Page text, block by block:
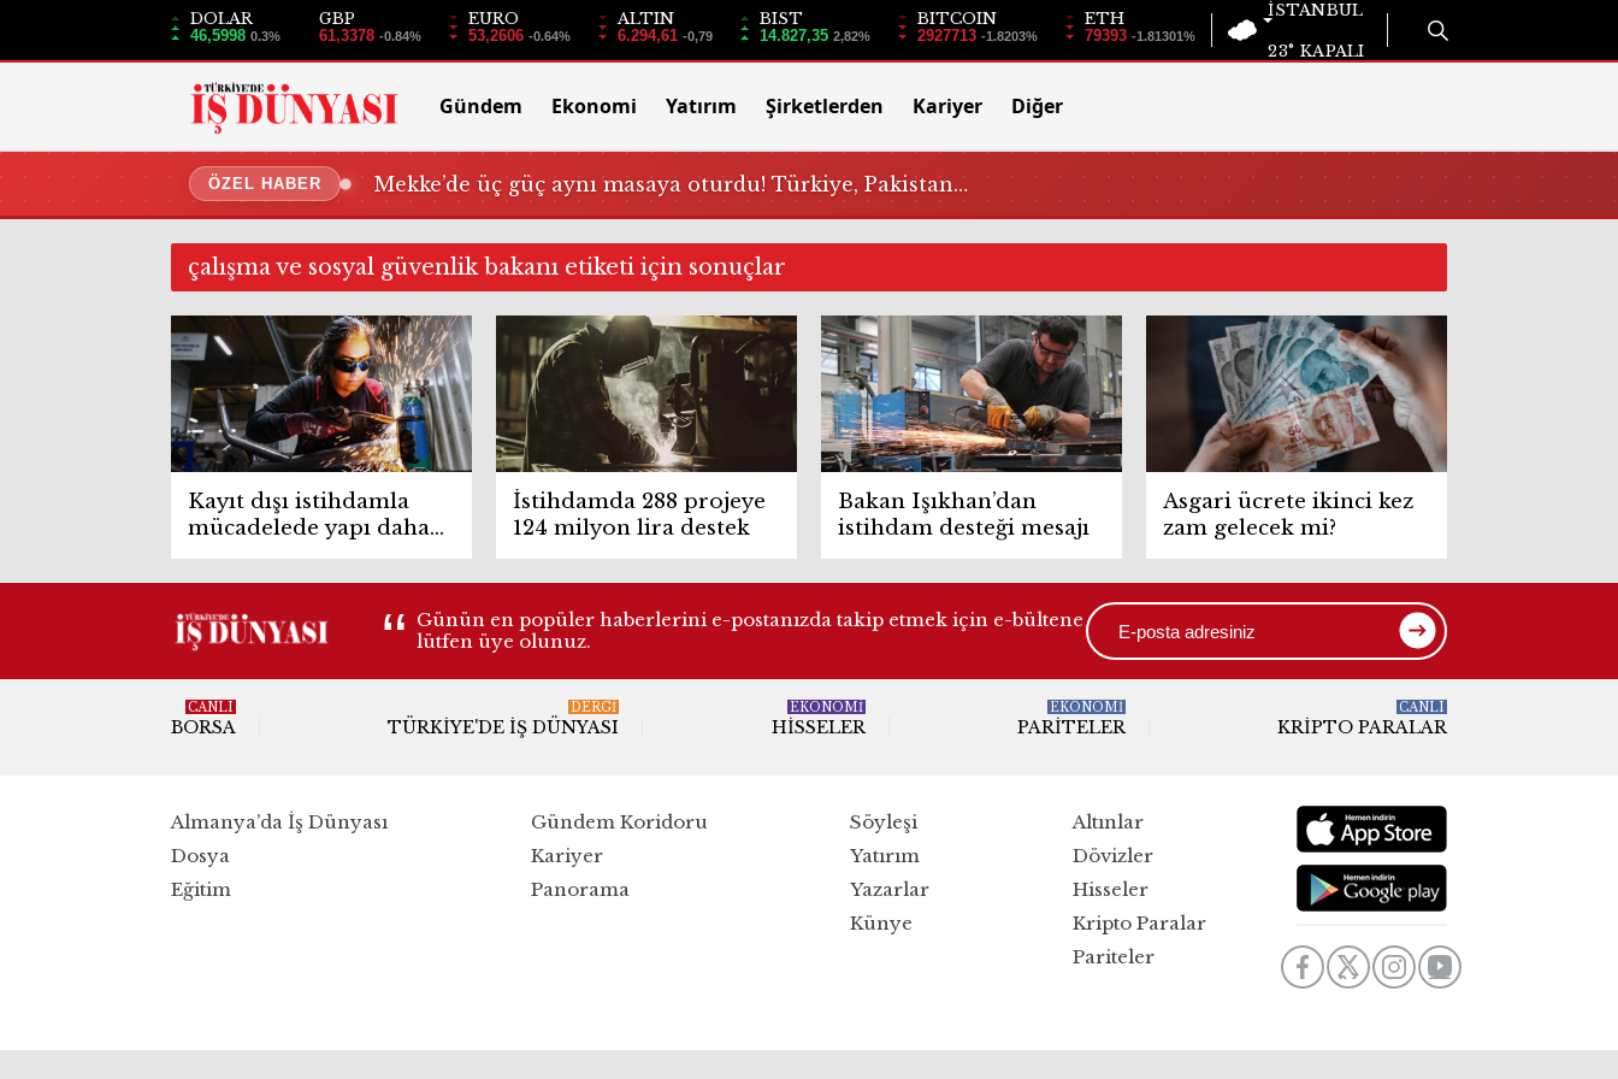
DOLAR
46,5998 0.3%
GBP
61,3378 -0.84%
EURO
53,2606 -0.64%
ALTIN
6.294,61 -0,79
BIST
14.827,35 2,82%
BITCOIN
2927713 -1.8203%
ETH
79393 -1.81301%
İSTANBUL
23° KAPALI
Gündem Ekonomi Yatırım Şirketlerden Kariyer Diğer
ÖZEL HABER Mekke’de üç güç aynı masaya oturdu! Türkiye, Pakistan…
çalışma ve sosyal güvenlik bakanı etiketi için sonuçlar
Kayıt dışı istihdamla
mücadelede yapı daha
da güçlenecek
İstihdamda 288 projeye
124 milyon lira destek
Bakan Işıkhan’dan
istihdam desteği mesajı
Asgari ücrete ikinci kez
zam gelecek mi?
Günün en popüler haberlerini e-postanızda takip etmek için e-bültene
lütfen üye olunuz.
BORSA
CANLI
TÜRKIYE'DE İŞ DÜNYASI
DERGI
HISSELER
EKONOMİ
PARITELER
EKONOMİ
KRIPTO PARALAR
CANLI
Almanya’da İş Dünyası
Dosya
Eğitim
Gündem Koridoru
Kariyer
Panorama
Söyleşi
Yatırım
Yazarlar
Künye
Altınlar
Dövizler
Hisseler
Kripto Paralar
Pariteler